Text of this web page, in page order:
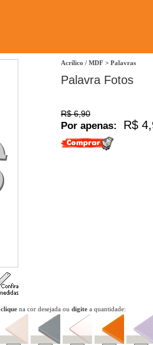
Acrílico / MDF > Palavras
Palavra Fotos
R$ 6,90
Por apenas: R$
cliquena cor desejada ou digitea quantidade: